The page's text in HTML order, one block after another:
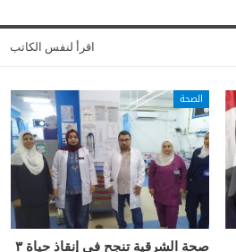
اقرأ لنفس الكاتب
الصحة
صحة الشرقية تنجح في إنقاذ حياة ٣